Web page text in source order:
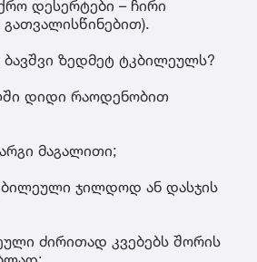
დესერტები – ჩირი
გათვალისწინებით).
ზედმეტ ტკბილეულს?
დიდი რაოდენობით
მაგალითი;
ჯილდოდ ან დასჯის
ძირითად კვებებს შორის